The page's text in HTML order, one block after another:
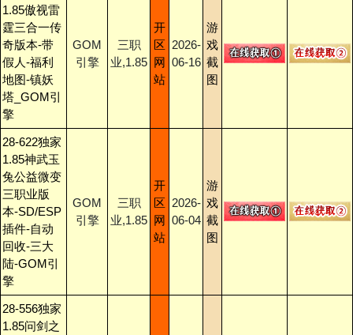
1.85傲视雷
霆三合一传
奇版本-带
假人-福利
地图-镇妖
塔_GOM引
擎
GOM
引擎
三职
业,1.85
开
区
网
站
2026-
06-16
游
戏
截
图
28-622独家
1.85神武玉
兔公益微变
三职业版
本-SD/ESP
插件-自动
回收-三大
陆-GOM引
擎
GOM
引擎
三职
业,1.85
开
区
网
站
2026-
06-04
游
戏
截
图
28-556独家
1.85问剑之